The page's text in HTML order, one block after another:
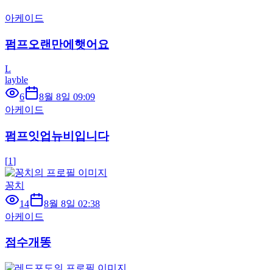
아케이드
펌프오랜만에햇어요
L
layble
6
8월 8일 09:09
아케이드
펌프잇업뉴비입니다
[1]
꽁치
14
8월 8일 02:38
아케이드
점수개똥